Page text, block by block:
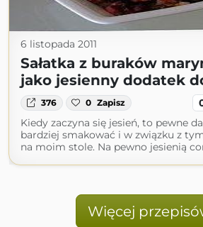
6 listopada 2011
Sałatka z buraków
jako jesienny dodatek
376 0 Zapisz
Kiedy zaczyna się jesień, to pewne
bardziej smakować i w związku z
na moim stole. Na pewno jesienią
Więcej